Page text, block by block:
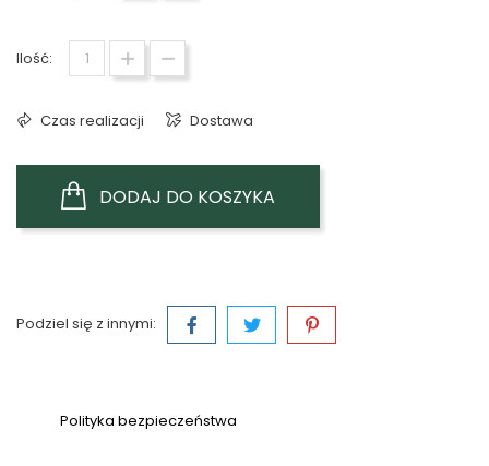
Ilość:
Czas realizacji Dostawa
DODAJ DO KOSZYKA
Podziel się z innymi:
Polityka bezpieczeństwa